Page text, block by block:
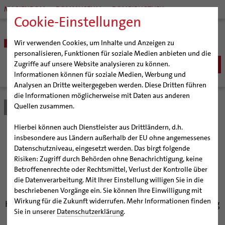
Cookie-Einstellungen
Wir verwenden Cookies, um Inhalte und Anzeigen zu
personalisieren, Funktionen für soziale Medien anbieten und die
Zugriffe auf unsere Website analysieren zu können.
Informationen können für soziale Medien, Werbung und
Analysen an Dritte weitergegeben werden. Diese Dritten führen
die Informationen möglicherweise mit Daten aus anderen
Quellen zusammen.
Hierbei können auch Dienstleister aus Drittländern, d.h.
insbesondere aus Ländern außerhalb der EU ohne angemessenes
Datenschutzniveau, eingesetzt werden. Das birgt folgende
Risiken: Zugriff durch Behörden ohne Benachrichtigung, keine
Betroffenenrechte oder Rechtsmittel, Verlust der Kontrolle über
die Datenverarbeitung. Mit Ihrer Einstellung willigen Sie in die
beschriebenen Vorgänge ein. Sie können Ihre Einwilligung mit
Wirkung für die Zukunft widerrufen. Mehr Informationen finden
Sie in unserer Datenschutzerklärung.
MARIENDOM DOMMUSEUM DOMBIBLIOTHEK
BISTUM
Bischöfe
Weihbischof Dr. Martin Marahrens
Bischof em. Norbert Trelle
Weihbischof em. Bongartz
Weihbischof em. Schwerdtfeger
Weihbischof em. Koitz
Bischof em. Dr. Wüstenberg
Generalvikariat
Gremien
Diözesangericht
Gemeindegremien
Pfarrgemeinden
Hildesheimer Dom
Virtueller Rundgang durch den Dom
Tausendjähriger Rosenstock
Die Hildesheimer Dommusik
Wallfahrten | Pilgern
Termine Wallfahrten und Pilgern
Jakobswege im Bistum Hildesheim
Veranstaltungen
Strategieprozess
Jugend
Bistum Hildesheim
Weihbischof Marahrens ist
Diözesanadministrator des
Bistums Hildesheim
Hildesheimer Domkapitel wird Gläubige in die Findung
eines neuen Bischofs einbeziehen